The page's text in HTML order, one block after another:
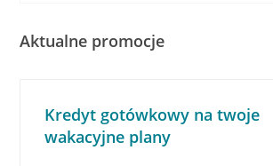
Aktualne promocje
Kredyt gotówkowy na twoje
wakacyjne plany